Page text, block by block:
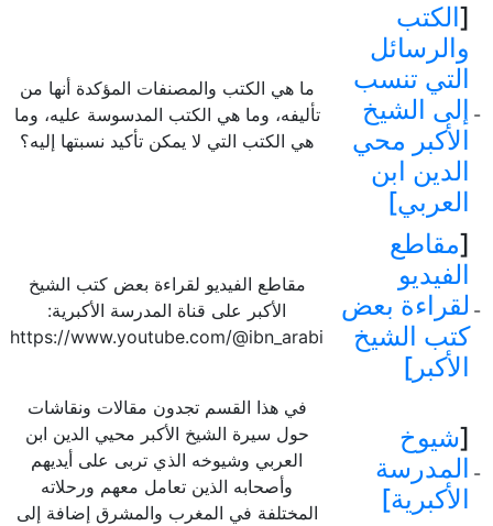
-
[الكتب
والرسائل
التي تنسب
إلى الشيخ
الأكبر محي
الدين ابن
العربي]
ما هي الكتب والمصنفات المؤكدة أنها من
تأليفه، وما هي الكتب المدسوسة عليه، وما
هي الكتب التي لا يمكن تأكيد نسبتها إليه؟
-
[مقاطع
الفيديو
لقراءة بعض
كتب الشيخ
الأكبر]
مقاطع الفيديو لقراءة بعض كتب الشيخ
الأكبر على قناة المدرسة الأكبرية:
https://www.youtube.com/@ibn_arabi
-
[شيوخ
المدرسة
الأكبرية]
في هذا القسم تجدون مقالات ونقاشات
حول سيرة الشيخ الأكبر محيي الدين ابن
العربي وشيوخه الذي تربى على أيديهم
وأصحابه الذين تعامل معهم ورحلاته
المختلفة في المغرب والمشرق إضافة إلى